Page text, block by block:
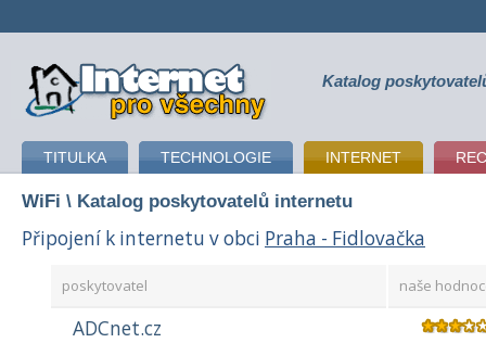
připojení k internetu Katalog
TITULKA TECHNOLOGIE INTERNET
WiFi \ Katalog poskytovatelů internetu
Připojení k internetu v obci Praha - Fidlovačka
poskytovatel naše
ADCnet.cz